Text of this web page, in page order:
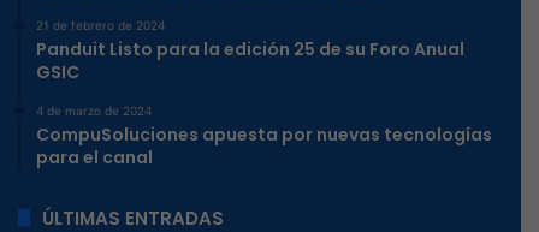
21 de febrero de 2024
Panduit Listo para la edición 25 de su Foro Anual
GSIC
4 de marzo de 2024
CompuSoluciones apuesta por nuevas tecnologías
para el canal
ÚLTIMAS ENTRADAS